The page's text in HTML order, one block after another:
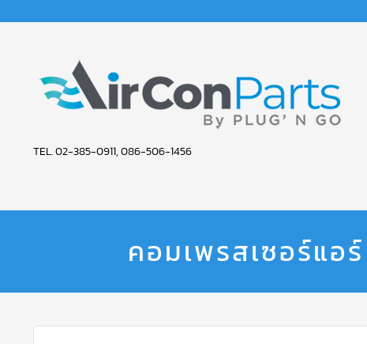
AIR
PARTS
SERVICE
TEL. 02-385-0911, 086-506-1456
คอมเพรสเซอร์แอ